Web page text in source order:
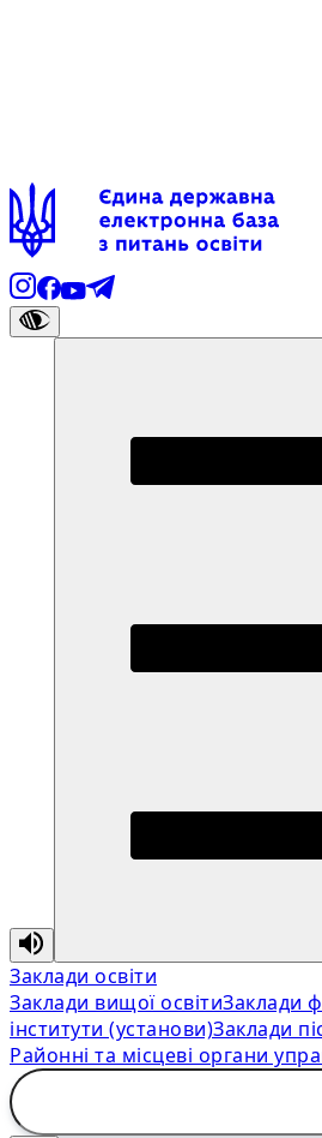
Заклади освіти
Заклади вищої освітиЗаклади
інститути (установи)Заклади
Районні та місцеві органи